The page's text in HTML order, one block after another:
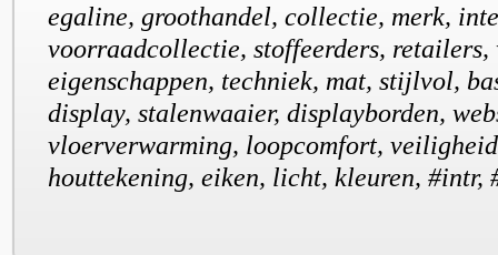
egaline, groothandel, collectie, merk,
voorraadcollectie, stoffeerders,
eigenschappen, techniek, mat, stijlvol,
display, stalenwaaier, displayborden,
vloerverwarming, loopcomfort,
houttekening, eiken, licht, kleuren, #intr,